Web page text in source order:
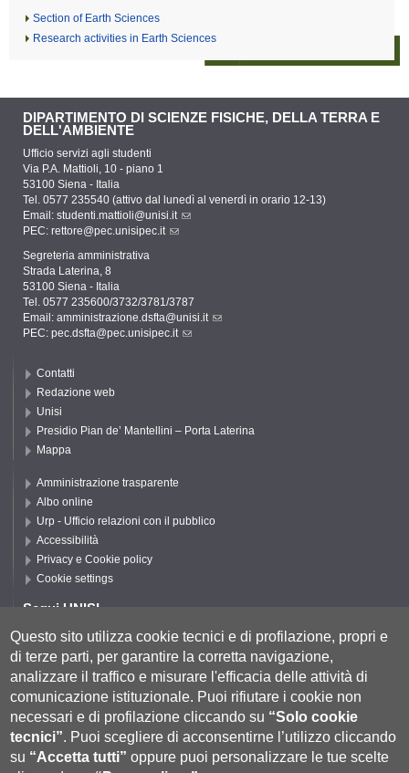
Section of Earth Sciences
Research activities in Earth Sciences
DIPARTIMENTO DI SCIENZE FISICHE, DELLA TERRA E
DELL'AMBIENTE
Ufficio servizi agli studenti
Via P.A. Mattioli, 10 - piano 1
53100 Siena - Italia
Tel. 0577 235540 (attivo dal lunedì al venerdì in orario 12-13)
Email: studenti.mattioli@unisi.it
PEC: rettore@pec.unisipec.it
Segreteria amministrativa
Strada Laterina, 8
53100 Siena - Italia
Tel. 0577 235600/3732/3781/3787
Email: amministrazione.dsfta@unisi.it
PEC: pec.dsfta@pec.unisipec.it
Contatti
Redazione web
Unisi
Presidio Pian de’ Mantellini – Porta Laterina
Mappa
Amministrazione trasparente
Albo online
Urp - Ufficio relazioni con il pubblico
Accessibilità
Privacy e Cookie policy
Cookie settings
Segui UNISI
Segui DSFTA
Questo sito utilizza cookie tecnici e di profilazione, propri e
di terze parti, per garantire la corretta navigazione,
analizzare il traffico e misurare l'efficacia delle attività di
comunicazione istituzionale. Puoi rifiutare i cookie non
necessari e di profilazione cliccando su “Solo cookie
tecnici”. Puoi scegliere di acconsentirne l’utilizzo cliccando
su “Accetta tutti” oppure puoi personalizzare le tue scelte